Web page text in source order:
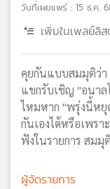
แผนที่
วิทยุ
วันที่เผยแพร่ : 15 ธ.ค.
เพิ่มในเพลย์ลิ
คุยกันแบบสมมุติว่า
แขกรับเชิญ "อนาล
ไหมหาก "พรุ่งนี้หยุ
กันเองได้หรือเพร
ฟังในรายการ สม
ผู้จัดรายการ